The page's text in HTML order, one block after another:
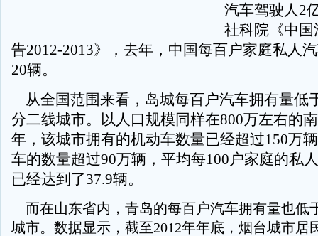
汽车驾驶人2
社科院《中
告2012-2013》，去年，中国每百户家庭私人
20辆。
从全国范围来看，岛城每百户汽车拥有量低
分二线城市。以人口规模同样在800万左右的
年，该城市拥有的机动车数量已经超过150万
车的数量超过90万辆，平均每100户家庭的私
已经达到了37.9辆。
而在山东省内，青岛的每百户汽车拥有量也低
城市。数据显示，截至2012年年底，烟台城市居